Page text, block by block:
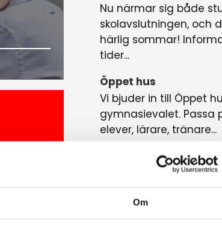
Om
Nu närmar sig både
skolavslutningen, och
härlig sommar!
tider...
Öppet hus
Vi bjuder in till Öppet
gymnasievalet.
elever, lärare, tränare...
PlayWellMinds
Vi har startat ett nytt
program i samarbete
PlayWellMinds, här på
Idrottsgymnasium.